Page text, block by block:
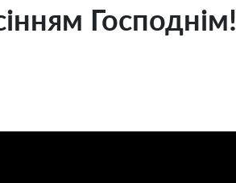
Господнім!